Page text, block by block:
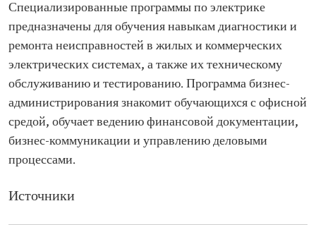
Специализированные программы по электрике
предназначены для обучения навыкам диагностики и
ремонта неисправностей в жилых и коммерческих
электрических системах, а также их техническому
обслуживанию и тестированию. Программа бизнес-
администрирования знакомит обучающихся с офисной
средой, обучает ведению финансовой документации,
бизнес-коммуникации и управлению деловыми
процессами.
Источники